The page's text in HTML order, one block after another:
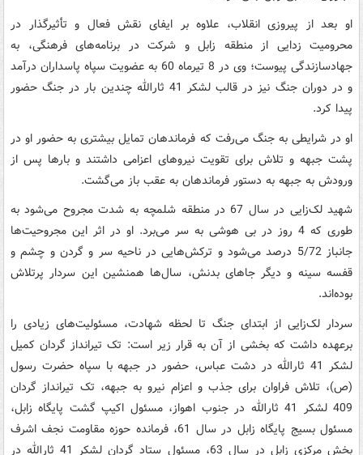
او بعد از پیروزی انقلاب، علاوه بر ایفای نقش فعال و تأثیرگذار در
محرومیت زدایی از منطقه زابل و شرکت در برنامه‌های فرهنگی، به
جهادسازندگی پیوست؛ وی در 8 تیرماه 60 به عضویت سپاه پاسداران درآمد
و در دوران جنگ نیز در قالب لشکر 41 ثارالله چندین بار در جنگ حضور
پیدا کرد.
‌او در شرایطی به جنگ می‌رفت که فرماندهان تمایل بیشتری به حضور او در
پشت جبهه و تلاش برای تقویت نیروهای اعزامی داشتند و بارها پس از
ورودش به جبهه به دستور فرماندهان به عقب باز می‌گشت.
شهید لک‌زایی در سال 67 در منطقه شلمچه به شدت مجروح می‌شود به
طوری که 4 روز در بی هوشی به سر می‌برد. او در اثر این مجروحیت‌ها
جانباز 5/72 درصد می‌شود و ترکش‌هایی در ناحیه سر و گردن و چشم و
قفسه سینه و دیگر جاهای بدنش، سال‌ها همنشین این سردار پرتلاش
بوده‌اند.
سردار لک‌زایی از ابتدای جنگ تا لحظه شهادت، مسئولیت‌‌های زیادی را
برعهده داشت که بخشی از آن به قرار زیر است: تک تیرانداز گردان کمیل
لشکر 41 ثارالله در دشت عباس، حضور در جبهه با سپاه حضرت رسول
(ص)، تلاش فراوان برای جذب و اعزام نیرو به جبهه، تک تیرانداز گردان
409 لشکر 41 ثارالله در جنوب اهواز،‌ مسئول اکیپ گشت پایگاه زابل،‌
مسئول بسیج پایگاه زابل در سال 61، فرمانده حوزه مقاومت نجف اشرف
بخش مرکزی زابل در سال 63، مسئول ستاد گردان لشکر 41 ثارالله در